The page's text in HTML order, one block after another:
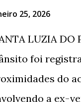
25, 2026
LUZIA
foi
do
a ex-